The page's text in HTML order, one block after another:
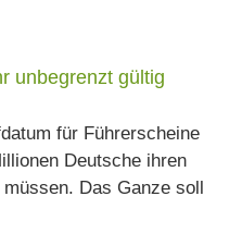
unbegrenzt gültig
für Führerscheine
Deutsche ihren
Das Ganze soll